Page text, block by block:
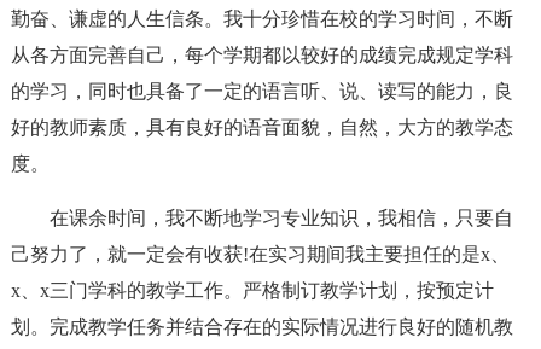
勤奋、谦虚的人生信条。我十分珍惜在校的学习时间，不断
从各方面完善自己，每个学期都以较好的成绩完成规定学科
的学习，同时也具备了一定的语言听、说、读写的能力，良
好的教师素质，具有良好的语音面貌，自然，大方的教学态
度。
在课余时间，我不断地学习专业知识，我相信，只要自
己努力了，就一定会有收获!在实习期间我主要担任的是x、
x、x三门学科的教学工作。严格制订教学计划，按预定计
划。完成教学任务并结合存在的实际情况进行良好的随机教